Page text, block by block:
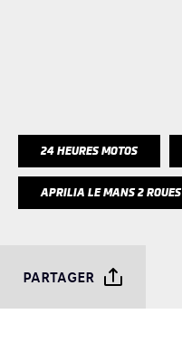
24 HEURES MOTOS
APRILIA LE MANS 2 ROUES
PARTAGER